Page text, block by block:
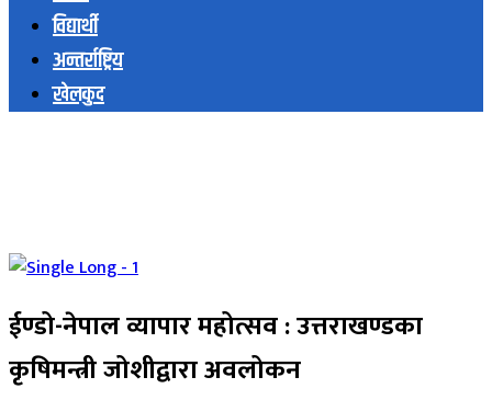
विद्यार्थी
अन्तर्राष्ट्रिय
खेलकुद
ईण्डो-नेपाल व्यापार महोत्सव : उत्तराखण्डका
कृषिमन्त्री जोशीद्वारा अवलोकन